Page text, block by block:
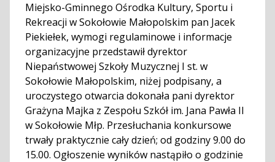
Miejsko-Gminnego Ośrodka Kultury, Sportu i
Rekreacji w Sokołowie Małopolskim pan Jacek
Piekiełek, wymogi regulaminowe i informacje
organizacyjne przedstawił dyrektor
Niepaństwowej Szkoły Muzycznej I st. w
Sokołowie Małopolskim, niżej podpisany, a
uroczystego otwarcia dokonała pani dyrektor
Grażyna Majka z Zespołu Szkół im. Jana Pawła II
w Sokołowie Młp. Przesłuchania konkursowe
trwały praktycznie cały dzień; od godziny 9.00 do
15.00. Ogłoszenie wyników nastąpiło o godzinie